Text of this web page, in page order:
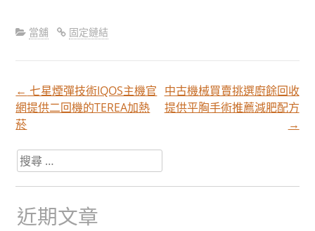
當舖 固定鏈結
文
章
分
← 七星煙彈技術IQOS主機官
網提供二回機的TEREA加熱
菸
中古機械買賣挑選廚餘回收
提供平胸手術推薦減肥配方
→
搜
尋
關
於：
近期文章